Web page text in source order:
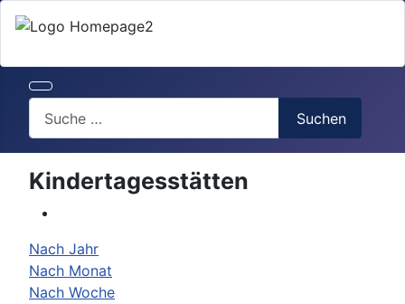
Suchen
Kindertagesstätten
Nach Jahr
Nach Monat
Nach Woche